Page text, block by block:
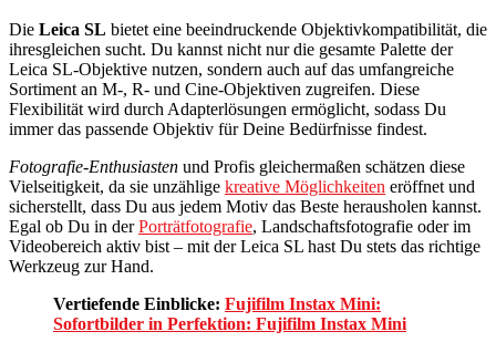
Die Leica SL bietet eine beeindruckende Objektivkompatibilität, die
ihresgleichen sucht. Du kannst nicht nur die gesamte Palette der
Leica SL-Objektive nutzen, sondern auch auf das umfangreiche
Sortiment an M-, R- und Cine-Objektiven zugreifen. Diese
Flexibilität wird durch Adapterlösungen ermöglicht, sodass Du
immer das passende Objektiv für Deine Bedürfnisse findest.
Fotografie-Enthusiasten und Profis gleichermaßen schätzen diese
Vielseitigkeit, da sie unzählige kreative Möglichkeiten eröffnet und
sicherstellt, dass Du aus jedem Motiv das Beste herausholen kannst.
Egal ob Du in derPorträtfotografie, Landschaftsfotografie oder im
Videobereich aktiv bist – mit der Leica SL hast Du stets das richtige
Werkzeug zur Hand.
Vertiefende Einblicke: Fujifilm Instax Mini:
Sofortbilder in Perfektion: Fujifilm Instax Mini